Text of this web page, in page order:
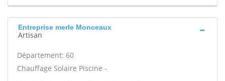
Entreprise merle Monceaux
Artisan
Département: 60
Chauffage Solaire Piscine -